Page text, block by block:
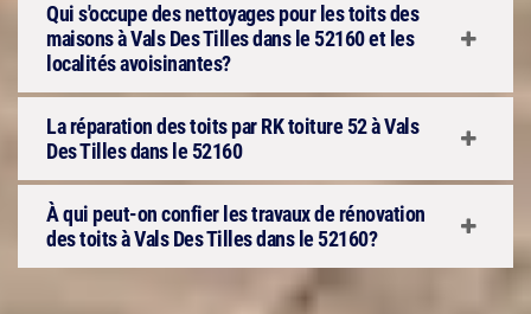
Qui s'occupe des nettoyages pour les toits des
maisons à Vals Des Tilles dans le 52160 et les
localités avoisinantes?
La réparation des toits par RK toiture 52 à Vals
Des Tilles dans le 52160
À qui peut-on confier les travaux de rénovation
des toits à Vals Des Tilles dans le 52160?